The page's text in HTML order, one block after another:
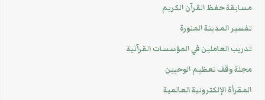
مسابقة حفظ القرآن الكريم
تفسير المدينة المنورة
تدريب العاملين في المؤسسات القرآنية
مجلة وقف تعظيم الوحيين
المقرأة الإلكترونية العالمية